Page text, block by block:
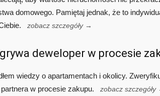
domowego. Pamiętaj jednak, że to
zobacz szczegóły →
deweloper w procesie
wiedzy o apartamentach i okolicy.
w procesie zakupu.
zobacz szczegóły